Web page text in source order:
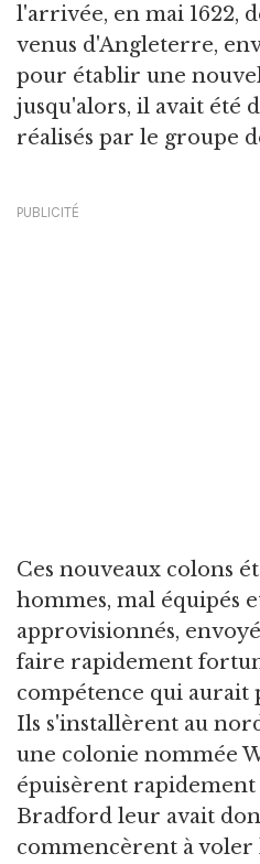
l'arrivée, en mai 1622,
venus d'Angleterre,
pour établir une
jusqu'alors, il avait été
réalisés par le groupe
PUBLICITÉ
Ces nouveaux colons
hommes, mal équipés
approvisionnés,
faire rapidement
compétence qui aurait
Ils s'installèrent au
une colonie nommée
épuisèrent rapidement
Bradford leur avait
commencèrent à